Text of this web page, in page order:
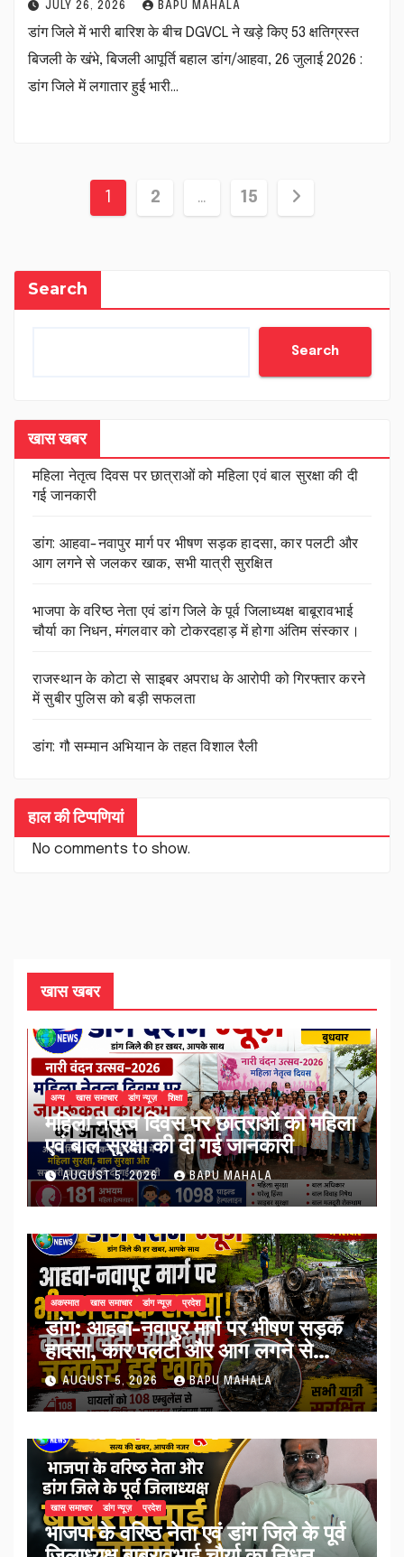
JULY 26, 2026 BAPU MAHALA
डांग जिले में भारी बारिश के बीच DGVCL ने खड़े किए 53 क्षतिग्रस्त
बिजली के खंभे, बिजली आपूर्ति बहाल डांग/आहवा, 26 जुलाई 2026 :
डांग जिले में लगातार हुई भारी…
Posts
1 2 … 15
Search
Search
खास खबर
महिला नेतृत्व दिवस पर छात्राओं को महिला एवं बाल सुरक्षा की दी
गई जानकारी
डांग: आहवा-नवापुर मार्ग पर भीषण सड़क हादसा, कार पलटी और
आग लगने से जलकर खाक, सभी यात्री सुरक्षित
भाजपा के वरिष्ठ नेता एवं डांग जिले के पूर्व जिलाध्यक्ष बाबूरावभाई
चौर्या का निधन, मंगलवार को टोकरदहाड़ में होगा अंतिम संस्कार।
राजस्थान के कोटा से साइबर अपराध के आरोपी को गिरफ्तार करने
में सुबीर पुलिस को बड़ी सफलता
डांग: गौ सम्मान अभियान के तहत विशाल रैली
हाल की टिप्पणियां
No comments to show.
खास खबर
अन्य खास समाचार डांग न्यूज़ शिक्षा
महिला नेतृत्व दिवस पर छात्राओं को महिला
एवं बाल सुरक्षा की दी गई जानकारी
AUGUST 5, 2026 BAPU MAHALA
अकस्मात खास समाचार डांग न्यूज़ प्रदेश
डांग: आहवा-नवापुर मार्ग पर भीषण सड़क
हादसा, कार पलटी और आग लगने से
जलकर खाक, सभी यात्री सुरक्षित
AUGUST 5, 2026 BAPU MAHALA
खास समाचार डांग न्यूज़ प्रदेश
भाजपा के वरिष्ठ नेता एवं डांग जिले के पूर्व